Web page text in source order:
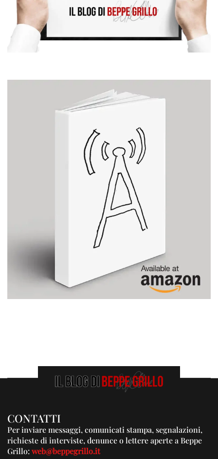
CONTATTI
Per inviare messaggi, comunicati stampa, segnalazioni,
richieste di interviste, denunce o lettere aperte a Beppe
Grillo:web@beppegrillo.it